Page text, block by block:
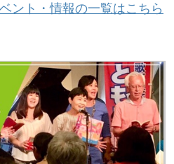
更になっています）
もしびの新しいホー
します。 新しいホー
お知らせメール」を
ント・情報の一覧はこちら